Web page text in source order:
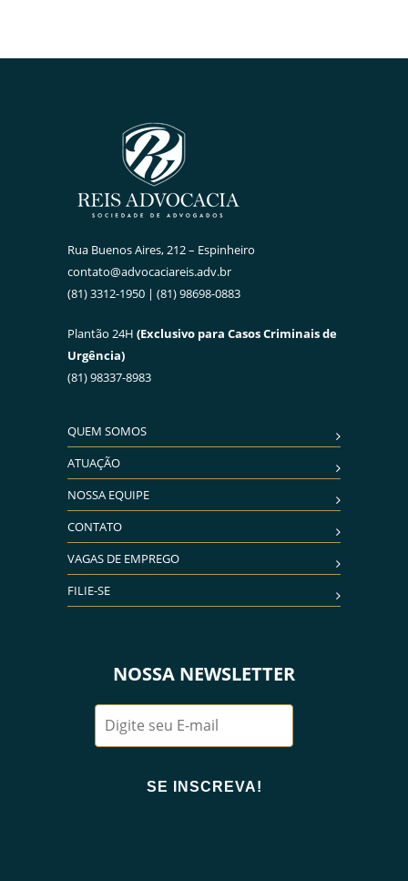
Rua Buenos Aires, 212 – Espinheiro
contato@advocaciareis.adv.br
(81) 3312-1950 | (81) 98698-0883
Plantão 24H (Exclusivo para Casos Criminais de
Urgência)
(81) 98337-8983
QUEM SOMOS
ATUAÇÃO
NOSSA EQUIPE
CONTATO
VAGAS DE EMPREGO
FILIE-SE
NOSSA NEWSLETTER